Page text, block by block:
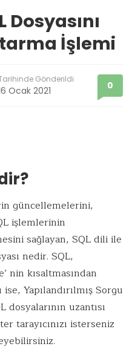
Dosyasını
İşlemi
Gönderildi
Ocak 2021 0
güncellemelerini,
işlemlerinin
sağlayan, SQL dili ile
nedir. SQL,
nin kısaltmasından
Yapılandırılmış Sorgu
uzantısı
tarayıcınızı isterseniz